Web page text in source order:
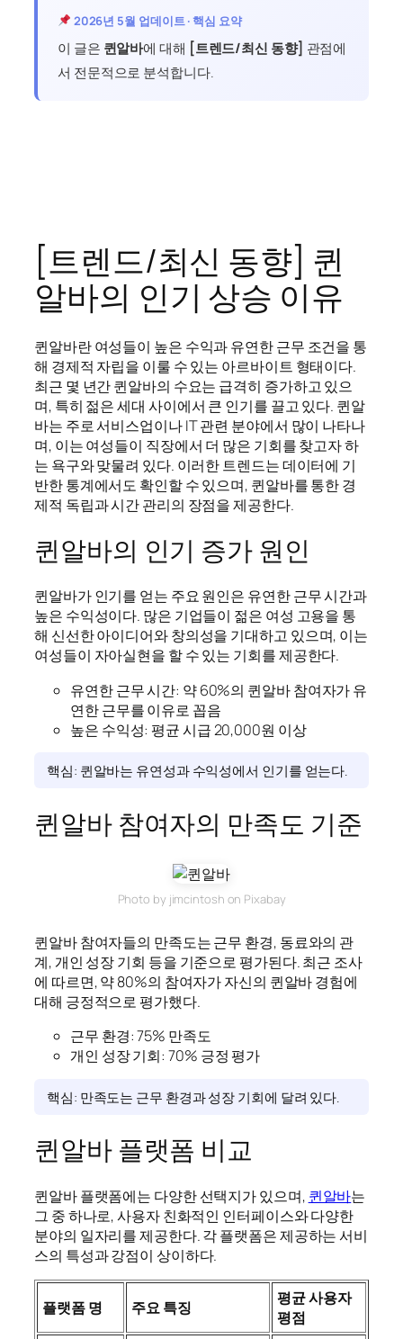
2026년 5월 업데이트 · 핵심 요약
이 글은 퀸알바에 대해 [트렌드/최신 동향] 관점에
서 전문적으로 분석합니다.
[트렌드/최신 동향] 퀸
알바의 인기 상승 이유
퀸알바란 여성들이 높은 수익과 유연한 근무 조건을 통
해 경제적 자립을 이룰 수 있는 아르바이트 형태이다.
최근 몇 년간 퀸알바의 수요는 급격히 증가하고 있으
며, 특히 젊은 세대 사이에서 큰 인기를 끌고 있다. 퀸알
바는 주로 서비스업이나 IT 관련 분야에서 많이 나타나
며, 이는 여성들이 직장에서 더 많은 기회를 찾고자 하
는 욕구와 맞물려 있다. 이러한 트렌드는 데이터에 기
반한 통계에서도 확인할 수 있으며, 퀸알바를 통한 경
제적 독립과 시간 관리의 장점을 제공한다.
퀸알바의 인기 증가 원인
퀸알바가 인기를 얻는 주요 원인은 유연한 근무 시간과
높은 수익성이다. 많은 기업들이 젊은 여성 고용을 통
해 신선한 아이디어와 창의성을 기대하고 있으며, 이는
여성들이 자아실현을 할 수 있는 기회를 제공한다.
유연한 근무 시간: 약 60%의 퀸알바 참여자가 유
연한 근무를 이유로 꼽음
높은 수익성: 평균 시급 20,000원 이상
핵심: 퀸알바는 유연성과 수익성에서 인기를 얻는다.
퀸알바 참여자의 만족도 기준
Photo by jimcintosh on Pixabay
퀸알바 참여자들의 만족도는 근무 환경, 동료와의 관
계, 개인 성장 기회 등을 기준으로 평가된다. 최근 조사
에 따르면, 약 80%의 참여자가 자신의 퀸알바 경험에
대해 긍정적으로 평가했다.
근무 환경: 75% 만족도
개인 성장 기회: 70% 긍정 평가
핵심: 만족도는 근무 환경과 성장 기회에 달려 있다.
퀸알바 플랫폼 비교
퀸알바 플랫폼에는 다양한 선택지가 있으며, 퀸알바는
그 중 하나로, 사용자 친화적인 인터페이스와 다양한
분야의 일자리를 제공한다. 각 플랫폼은 제공하는 서비
스의 특성과 강점이 상이하다.
플랫폼 명 주요 특징
평균 사용자
평점